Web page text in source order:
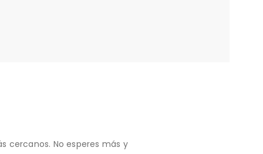
cercanos. No esperes más y